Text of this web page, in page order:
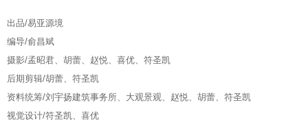
出品/易亚源境
编导/俞昌斌
摄影/孟昭君、胡蕾、赵悦、喜优、符圣凯
后期剪辑/胡蕾、符圣凯
资料统筹/刘宇扬建筑事务所、大观景观、赵悦、胡蕾、符圣凯
视觉设计/符圣凯、喜优